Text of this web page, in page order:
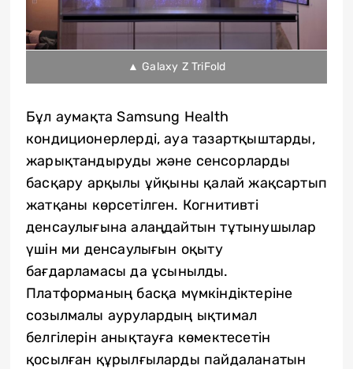
▲ Galaxy Z TriFold
Бұл аумақта Samsung Health
кондиционерлерді, ауа тазартқыштарды,
жарықтандыруды және сенсорларды
басқару арқылы ұйқыны қалай жақсартып
жатқаны көрсетілген. Когнитивті
денсаулығына алаңдайтын тұтынушылар
үшін ми денсаулығын оқыту
бағдарламасы да ұсынылды.
Платформаның басқа мүмкіндіктеріне
созылмалы аурулардың ықтимал
белгілерін анықтауға көмектесетін
қосылған құрылғыларды пайдаланатын